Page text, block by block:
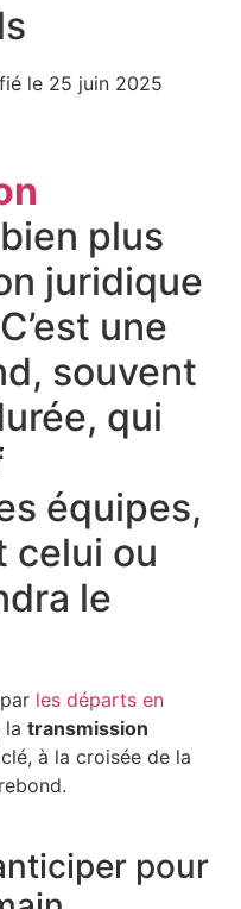
le 25 juin 2025
plus
juridique
une
souvent
qui
équipes,
celui ou
le
les départs en
la transmission
à la croisée de la
pour